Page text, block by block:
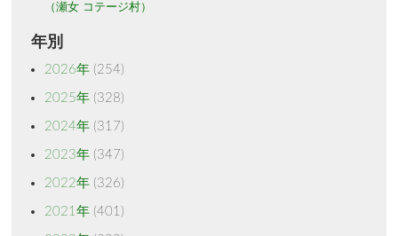
（瀬女 コテージ村）
年別
2026年(254)
2025年(328)
2024年(317)
2023年(347)
2022年(326)
2021年(401)